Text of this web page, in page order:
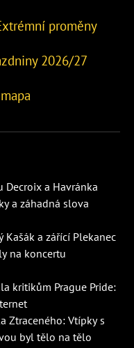
proměny
2026/27
a Havránka
a záhadná slova
Kašák a zářící Plekanec
na koncertu
kritikům Prague Pride:
Ztraceného: Vtípky s
byl tělo na tělo